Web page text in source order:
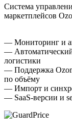
Система
маркетплейсов
— Мониторинг и
—
логистики
— Поддержка
по объёму
— Импорт и
— SaaS-версии и